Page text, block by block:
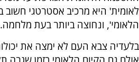
לאומית' היא מרכיב אסטרטגי חשוב
הלאומי', ונחוצה ביותר בעת מלחמה.
בלעדיה צבא העם לא ימצה את